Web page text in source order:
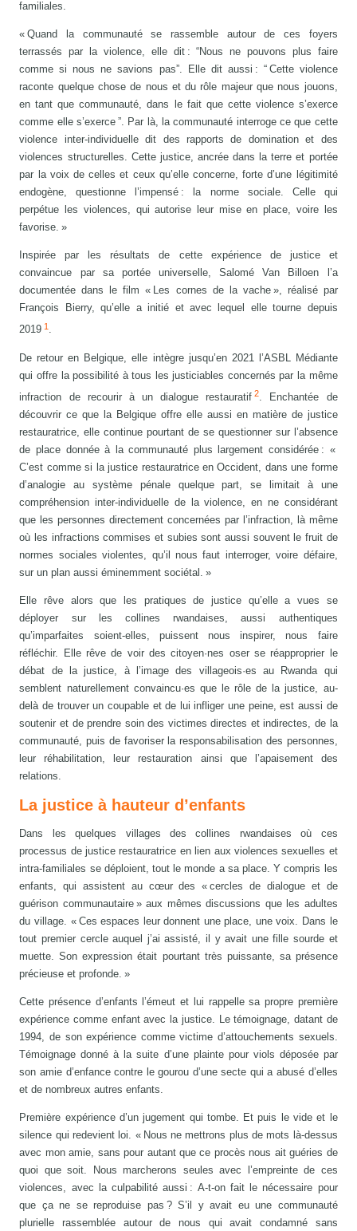
familiales.
« Quand la communauté se rassemble autour de ces foyers
terrassés par la violence, elle dit : “Nous ne pouvons plus faire
comme si nous ne savions pas”. Elle dit aussi : “ Cette violence
raconte quelque chose de nous et du rôle majeur que nous jouons,
en tant que communauté, dans le fait que cette violence s’exerce
comme elle s’exerce ”. Par là, la communauté interroge ce que cette
violence inter-individuelle dit des rapports de domination et des
violences structurelles. Cette justice, ancrée dans la terre et portée
par la voix de celles et ceux qu’elle concerne, forte d’une légitimité
endogène, questionne l’impensé : la norme sociale. Celle qui
perpétue les violences, qui autorise leur mise en place, voire les
favorise. »
Inspirée par les résultats de cette expérience de justice et
convaincue par sa portée universelle, Salomé Van Billoen l’a
documentée dans le film « Les cornes de la vache », réalisé par
François Bierry, qu’elle a initié et avec lequel elle tourne depuis
20191 .
De retour en Belgique, elle intègre jusqu’en 2021 l’ASBL Médiante
qui offre la possibilité à tous les justiciables concernés par la même
infraction de recourir à un dialogue restauratif2. Enchantée de
découvrir ce que la Belgique offre elle aussi en matière de justice
restauratrice, elle continue pourtant de se questionner sur l’absence
de place donnée à la communauté plus largement considérée : «
C’est comme si la justice restauratrice en Occident, dans une forme
d’analogie au système pénale quelque part, se limitait à une
compréhension inter-individuelle de la violence, en ne considérant
que les personnes directement concernées par l’infraction, là même
où les infractions commises et subies sont aussi souvent le fruit de
normes sociales violentes, qu’il nous faut interroger, voire défaire,
sur un plan aussi éminemment sociétal. »
Elle rêve alors que les pratiques de justice qu’elle a vues se
déployer sur les collines rwandaises, aussi authentiques
qu’imparfaites soient-elles, puissent nous inspirer, nous faire
réfléchir. Elle rêve de voir des citoyen·nes oser se réapproprier le
débat de la justice, à l’image des villageois·es au Rwanda qui
semblent naturellement convaincu·es que le rôle de la justice, au-
delà de trouver un coupable et de lui infliger une peine, est aussi de
soutenir et de prendre soin des victimes directes et indirectes, de la
communauté, puis de favoriser la responsabilisation des personnes,
leur réhabilitation, leur restauration ainsi que l’apaisement des
relations.
La justice à hauteur d’enfants
Dans les quelques villages des collines rwandaises où ces
processus de justice restauratrice en lien aux violences sexuelles et
intra-familiales se déploient, tout le monde a sa place. Y compris les
enfants, qui assistent au cœur des « cercles de dialogue et de
guérison communautaire » aux mêmes discussions que les adultes
du village. « Ces espaces leur donnent une place, une voix. Dans le
tout premier cercle auquel j’ai assisté, il y avait une fille sourde et
muette. Son expression était pourtant très puissante, sa présence
précieuse et profonde. »
Cette présence d’enfants l’émeut et lui rappelle sa propre première
expérience comme enfant avec la justice. Le témoignage, datant de
1994, de son expérience comme victime d’attouchements sexuels.
Témoignage donné à la suite d’une plainte pour viols déposée par
son amie d’enfance contre le gourou d’une secte qui a abusé d’elles
et de nombreux autres enfants.
Première expérience d’un jugement qui tombe. Et puis le vide et le
silence qui redevient loi. « Nous ne mettrons plus de mots là-dessus
avec mon amie, sans pour autant que ce procès nous ait guéries de
quoi que soit. Nous marcherons seules avec l’empreinte de ces
violences, avec la culpabilité aussi : A-t-on fait le nécessaire pour
que ça ne se reproduise pas ? S’il y avait eu une communauté
plurielle rassemblée autour de nous qui avait condamné sans